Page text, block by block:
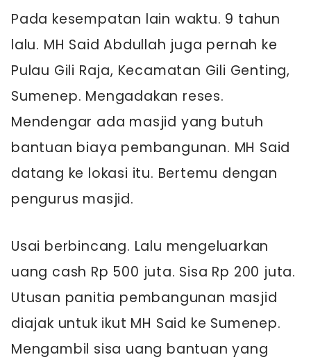
Pada kesempatan lain waktu. 9 tahun
lalu. MH Said Abdullah juga pernah ke
Pulau Gili Raja, Kecamatan Gili Genting,
Sumenep. Mengadakan reses.
Mendengar ada masjid yang butuh
bantuan biaya pembangunan. MH Said
datang ke lokasi itu. Bertemu dengan
pengurus masjid.
Usai berbincang. Lalu mengeluarkan
uang cash Rp 500 juta. Sisa Rp 200 juta.
Utusan panitia pembangunan masjid
diajak untuk ikut MH Said ke Sumenep.
Mengambil sisa uang bantuan yang